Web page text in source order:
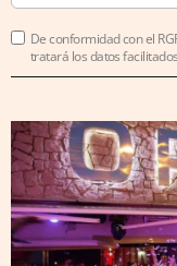
De conformidad con el
tratará los datos